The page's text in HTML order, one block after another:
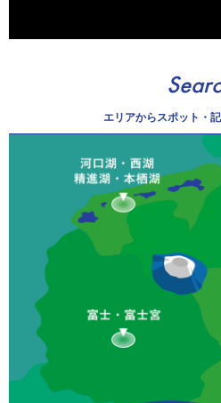
エリアからスポット・